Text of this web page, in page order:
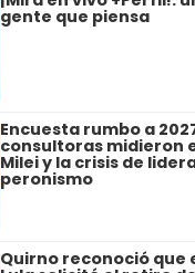
gente que piensa
Encuesta rumbo a
consultoras midieron
Milei y la crisis de
peronismo
Quirno reconoció que